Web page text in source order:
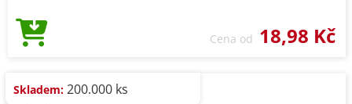
Cena od 18,98 Kč
Skladem: 200.000 ks